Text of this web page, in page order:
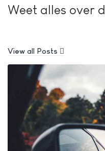
Weet alles over
View all Posts